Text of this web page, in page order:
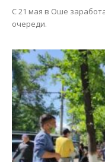
С 21 мая в Оше
очереди.